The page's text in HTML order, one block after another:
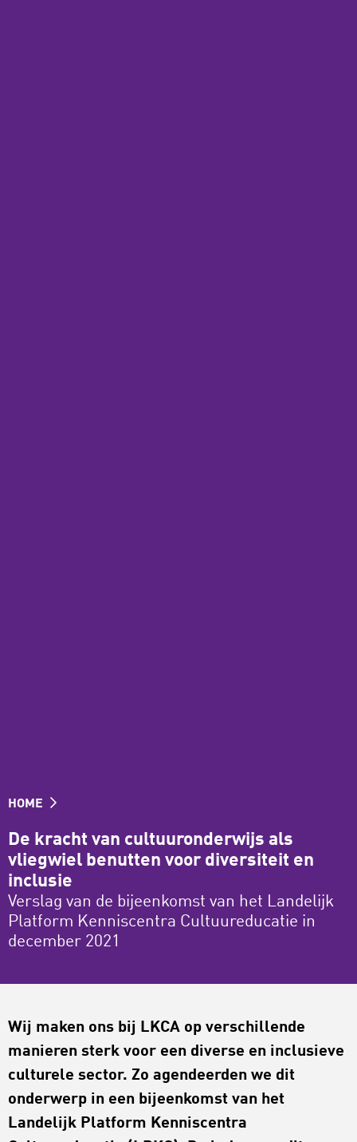
HOME
De kracht van cultuuronderwijs als
vliegwiel benutten voor diversiteit en
inclusie
Verslag van de bijeenkomst van het Landelijk
Platform Kenniscentra Cultuureducatie in
december 2021
Wij maken ons bij LKCA op verschillende
manieren sterk voor een diverse en inclusieve
culturele sector. Zo agendeerden we dit
onderwerp in een bijeenkomst van het
Landelijk Platform Kenniscentra